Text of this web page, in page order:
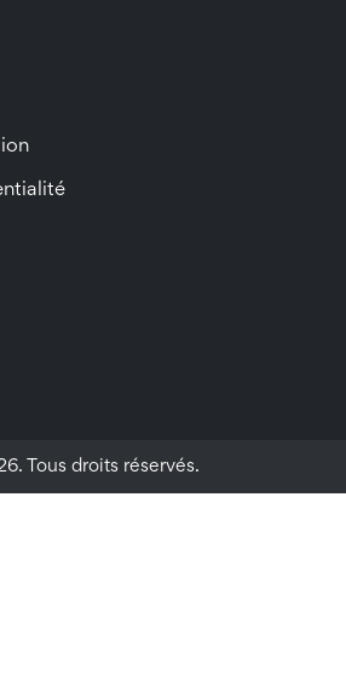
Tous droits réservés.